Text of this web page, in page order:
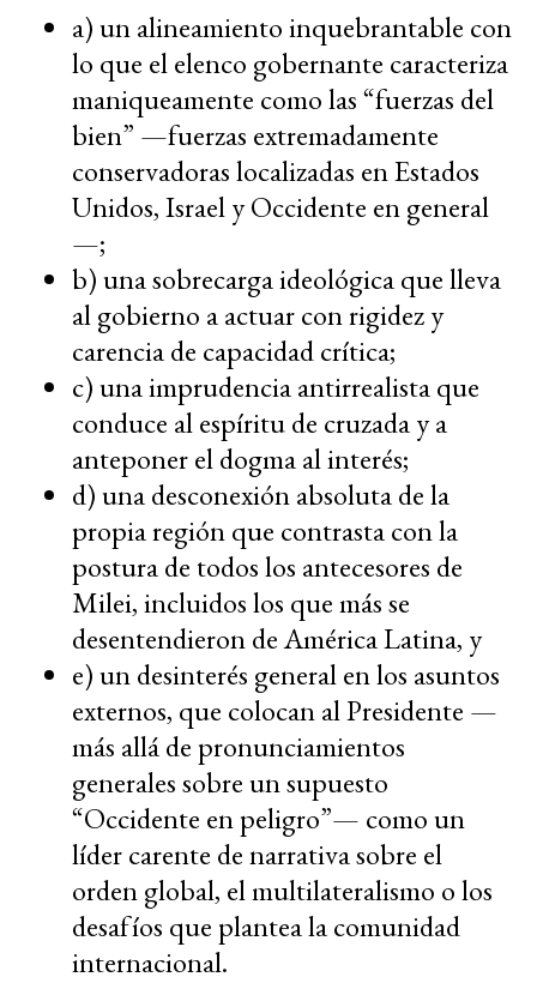
a) un alineamiento inquebrantable con
lo que el elenco gobernante caracteriza
maniqueamente como las “fuerzas del
bien” —fuerzas extremadamente
conservadoras localizadas en Estados
Unidos, Israel y Occidente en general
—;
b) una sobrecarga ideológica que lleva
al gobierno a actuar con rigidez y
carencia de capacidad crítica;
c) una imprudencia antirrealista que
conduce al espíritu de cruzada y a
anteponer el dogma al interés;
d) una desconexión absoluta de la
propia región que contrasta con la
postura de todos los antecesores de
Milei, incluidos los que más se
desentendieron de América Latina, y
e) un desinterés general en los asuntos
externos, que colocan al Presidente —
más allá de pronunciamientos
generales sobre un supuesto
“Occidente en peligro”— como un
líder carente de narrativa sobre el
orden global, el multilateralismo o los
desafíos que plantea la comunidad
internacional.